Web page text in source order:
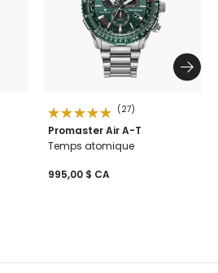
(27)
Promaster Air A-T
Temps atomique
995,00 $ CA